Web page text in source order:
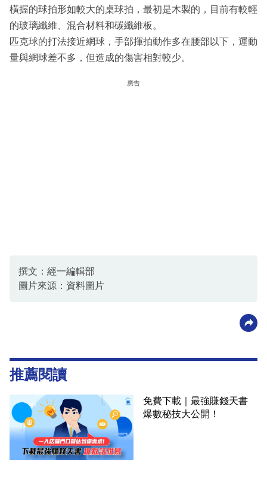
橫握的球拍形如較大的桌球拍，最初是木製的，目前有較輕
的玻璃纖維、混合材料和碳纖維板。
匹克球的打法接近網球，手部揮拍動作多在腰部以下，運動
量與網球差不多，但造成的傷害相對較少。
廣告
撰文：經一編輯部
圖片來源：資料圖片
推薦閱讀
免費下載｜最強賺錢天書
爆數秘技大公開！